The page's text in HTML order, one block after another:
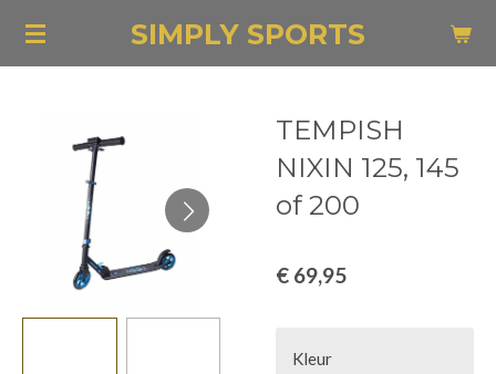
Ga
hoofdinhoud
SIMPLY SPORTS
TEMPISH
NIXIN 125, 145
of 200
€ 69,95
Kleur